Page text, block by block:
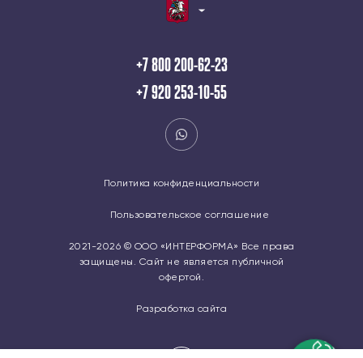
+7 800 200-62-23
+7 920 253-10-55
Политика конфиденциальности
Пользовательское соглашение
2021-2026 © ООО «ИНТЕРФОРМА» Все права
защищены. Сайт не является публичной
офертой.
Разработка сайта